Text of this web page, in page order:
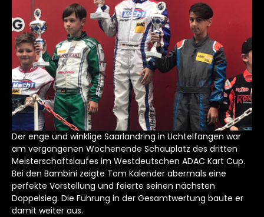
Der enge und winklige Saarlandring in Uchtelfangen war
am vergangenen Wochenende Schauplatz des dritten
Meisterschaftslaufes im Westdeutschen ADAC Kart Cup.
Bei den Bambini zeigte Tom Kalender abermals eine
perfekte Vorstellung und feierte seinen nächsten
Doppelsieg. Die Führung in der Gesamtwertung baute er
damit weiter aus.